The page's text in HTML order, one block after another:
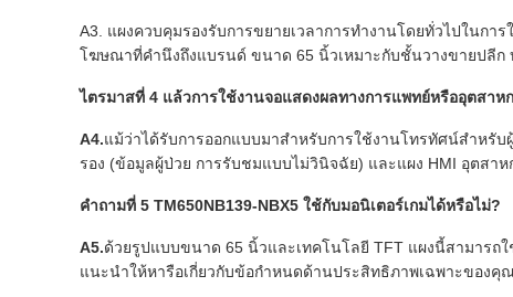
A3. แผงควบคุมรองรับการขยายเวลาการทำงานโดยทั่วไปในกา
โฆษณาที่คำนึงถึงแบรนด์ ขนาด 65 นิ้วเหมาะกับชั้นวางขายปลี
ไตรมาสที่ 4 แล้วการใช้งานจอแสดงผลทางการแพทย์หรืออุตสาห
A4.แม้ว่าได้รับการออกแบบมาสำหรับการใช้งานโทรทัศน์สำหรั
รอง (ข้อมูลผู้ป่วย การรับชมแบบไม่วินิจฉัย) และแผง HMI อุตสา
คำถามที่ 5 TM650NB139-NBX5 ใช้กับมอนิเตอร์เกมได้หรือไม่?
A5.ด้วยรูปแบบขนาด 65 นิ้วและเทคโนโลยี TFT แผงนี้สามารถ
แนะนำให้หารือเกี่ยวกับข้อกำหนดด้านประสิทธิภาพเฉพาะของ